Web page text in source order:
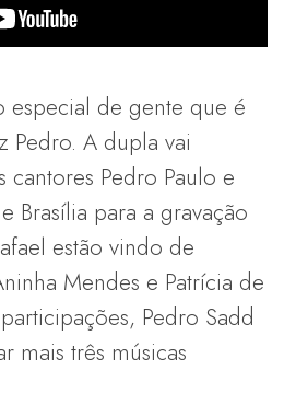
especial de gente que é
Pedro. A dupla vai
Pedro Paulo e
Brasília para a gravação
estão vindo de
Mendes e Patrícia de
Pedro Sadd
mais três músicas